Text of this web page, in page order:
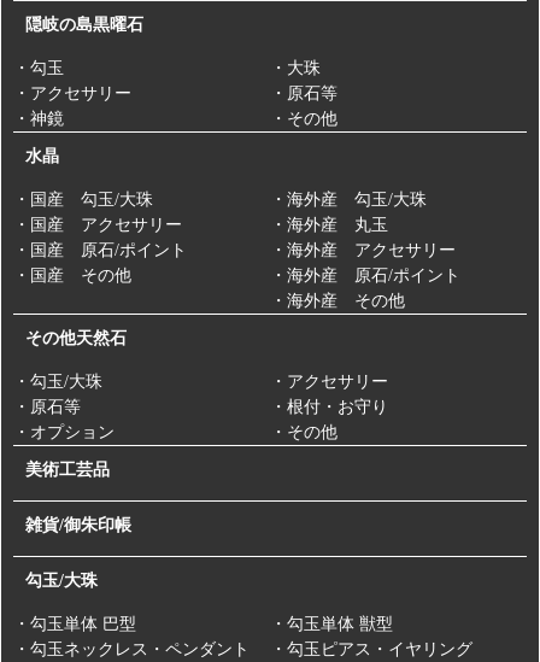
隠岐の島黒曜石
・勾玉
・大珠
・アクセサリー
・原石等
・神鏡
・その他
水晶
・国産 勾玉/大珠
・海外産 勾玉/大珠
・国産 アクセサリー
・海外産 丸玉
・国産 原石/ポイント
・海外産 アクセサリー
・国産 その他
・海外産 原石/ポイント
・海外産 その他
その他天然石
・勾玉/大珠
・アクセサリー
・原石等
・根付・お守り
・オプション
・その他
美術工芸品
雑貨/御朱印帳
勾玉/大珠
・勾玉単体 巴型
・勾玉単体 獣型
・勾玉ネックレス・ペンダント
・勾玉ピアス・イヤリング